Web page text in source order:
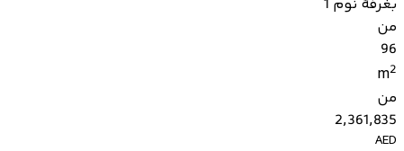
بغرفة نوم 1
من
96
m2
من
2,361,835
AED